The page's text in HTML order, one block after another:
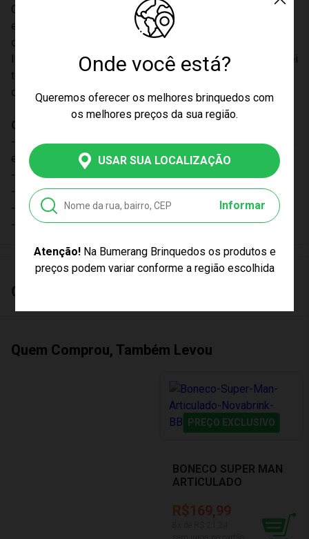
Onde você está?
Queremos oferecer os melhores brinquedos com
os melhores preços da sua região.
USAR SUA LOCALIZAÇÃO
Informar
Atenção!Na Bumerang Brinquedos os produtos e
preços podem variar conforme a região escolhida
Cores Vibrante: Com um design amarelo vibrante, este bon
eco de vinil Natan Por Ai é fácil de ver e adiciona um toque
de cor à sua coleção
Ideal para Todos: Este boneco de vinil Natan Por Ai é perfei
to para fãs de todos os gêneros, com um design unissexo
que agrada a todos
CARACTERÍSTICAS:
- Dimensões Aproximadas: 25cm de altura; 9 cm de largura
e 5 cm de profundidade;
- Material: Vinil;
- Boneco possui 3 pontos de articulação: cabeça e braços;
- Idade Mínima Recomendada: 3 anos;
- Item colecionável.
Características
Quem Comprou, Também Levou
PREÇO EXCLUSIVO
BONECO SUPER MAN
ARTICULADO
1098
R$169,99